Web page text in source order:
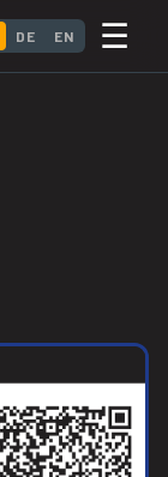
DE EN ☰